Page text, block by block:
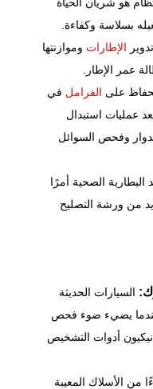
بسلاسة وكفاءة.
الإطارات وموازنتها
عمر الإطار.
على الفرامل في
عمليات استبدال
وفحص السوائل
البطارية الصحية أمرًا
من ورشة التصليح
السيارات الحديثة
يضيء ضوء فحص
أدوات التشخيص
من الأسلاك المعيبة